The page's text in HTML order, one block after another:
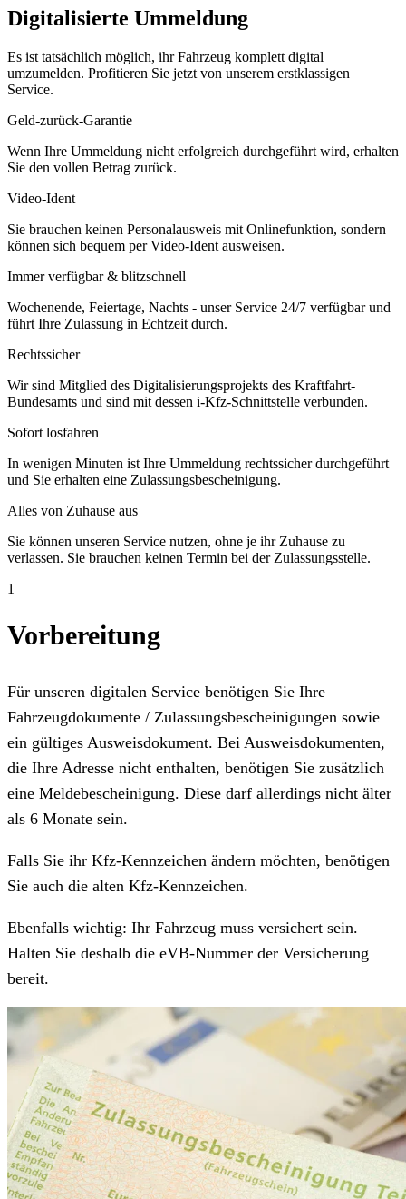
Digitalisierte Ummeldung
Es ist tatsächlich möglich, ihr Fahrzeug komplett digital
umzumelden. Profitieren Sie jetzt von unserem erstklassigen
Service.
Geld-zurück-Garantie
Wenn Ihre Ummeldung nicht erfolgreich durchgeführt wird, erhalten
Sie den vollen Betrag zurück.
Video-Ident
Sie brauchen keinen Personalausweis mit Onlinefunktion, sondern
können sich bequem per Video-Ident ausweisen.
Immer verfügbar & blitzschnell
Wochenende, Feiertage, Nachts - unser Service 24/7 verfügbar und
führt Ihre Zulassung in Echtzeit durch.
Rechtssicher
Wir sind Mitglied des Digitalisierungsprojekts des Kraftfahrt-
Bundesamts und sind mit dessen i-Kfz-Schnittstelle verbunden.
Sofort losfahren
In wenigen Minuten ist Ihre Ummeldung rechtssicher durchgeführt
und Sie erhalten eine Zulassungsbescheinigung.
Alles von Zuhause aus
Sie können unseren Service nutzen, ohne je ihr Zuhause zu
verlassen. Sie brauchen keinen Termin bei der Zulassungsstelle.
1
Vorbereitung
Für unseren digitalen Service benötigen Sie Ihre
Fahrzeugdokumente / Zulassungsbescheinigungen sowie
ein gültiges Ausweisdokument. Bei Ausweisdokumenten,
die Ihre Adresse nicht enthalten, benötigen Sie zusätzlich
eine Meldebescheinigung. Diese darf allerdings nicht älter
als 6 Monate sein.
Falls Sie ihr Kfz-Kennzeichen ändern möchten, benötigen
Sie auch die alten Kfz-Kennzeichen.
Ebenfalls wichtig: Ihr Fahrzeug muss versichert sein.
Halten Sie deshalb die eVB-Nummer der Versicherung
bereit.